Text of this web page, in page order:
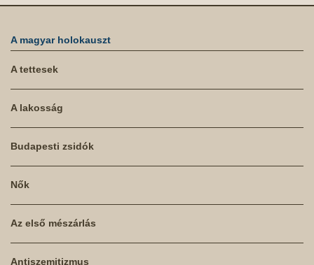
A magyar holokauszt
A tettesek
A lakosság
Budapesti zsidók
Nők
Az első mészárlás
Antiszemitizmus